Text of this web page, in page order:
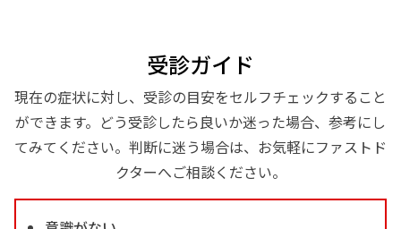
受診ガイド
現在の症状に対し、受診の目安をセルフチェックすること
ができます。どう受診したら良いか迷った場合、参考にし
てみてください。判断に迷う場合は、お気軽にファストド
クターへご相談ください。